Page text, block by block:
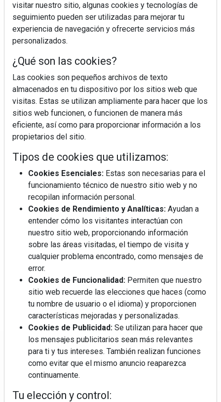
Regístrate y accede a contenidos
exclusivos
visitar nuestro sitio, algunas cookies y tecnologías de
seguimiento pueden ser utilizadas para mejorar tu
experiencia de navegación y ofrecerte servicios más
personalizados.
¿Qué son las cookies?
Las cookies son pequeños archivos de texto
almacenados en tu dispositivo por los sitios web que
visitas. Estas se utilizan ampliamente para hacer que los
sitios web funcionen, o funcionen de manera más
eficiente, así como para proporcionar información a los
propietarios del sitio.
Tipos de cookies que utilizamos:
Cookies Esenciales: Estas son necesarias para el
funcionamiento técnico de nuestro sitio web y no
recopilan información personal.
Cookies de Rendimiento y Analíticas: Ayudan a
entender cómo los visitantes interactúan con
nuestro sitio web, proporcionando información
sobre las áreas visitadas, el tiempo de visita y
cualquier problema encontrado, como mensajes de
error.
Cookies de Funcionalidad: Permiten que nuestro
sitio web recuerde las elecciones que haces (como
tu nombre de usuario o el idioma) y proporcionen
características mejoradas y personalizadas.
Cookies de Publicidad: Se utilizan para hacer que
los mensajes publicitarios sean más relevantes
para ti y tus intereses. También realizan funciones
como evitar que el mismo anuncio reaparezca
continuamente.
Tu elección y control: